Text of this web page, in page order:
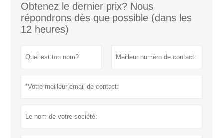
Obtenez le dernier prix? Nous
répondrons dès que possible (dans les
12 heures)